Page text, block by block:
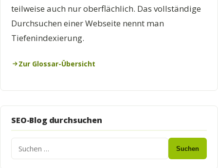
teilweise auch nur oberflächlich. Das vollständige
Durchsuchen einer Webseite nennt man
Tiefenindexierung.
Zur Glossar-Übersicht
SEO-Blog durchsuchen
Suchen